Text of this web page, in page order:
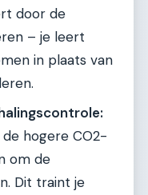
door de
– je leert
in plaats van
hogere CO2-
om de
Dit traint je